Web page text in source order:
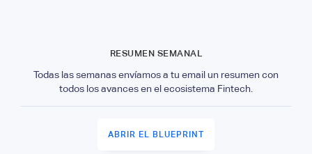
RESUMEN SEMANAL
Todas las semanas envíamos a tu email un resumen con
todos los avances en el ecosistema Fintech.
ABRIR EL BLUEPRINT